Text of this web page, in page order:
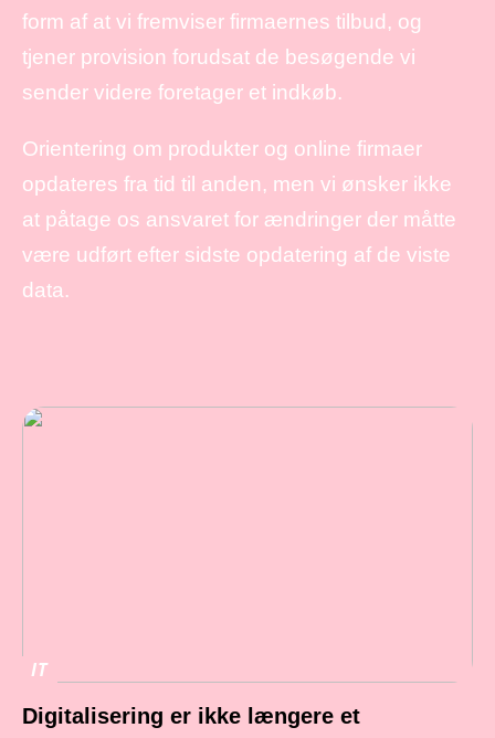
form af at vi fremviser firmaernes tilbud, og
tjener provision forudsat de besøgende vi
sender videre foretager et indkøb.
Orientering om produkter og online firmaer
opdateres fra tid til anden, men vi ønsker ikke
at påtage os ansvaret for ændringer der måtte
være udført efter sidste opdatering af de viste
data.
IT
Digitalisering er ikke længere et